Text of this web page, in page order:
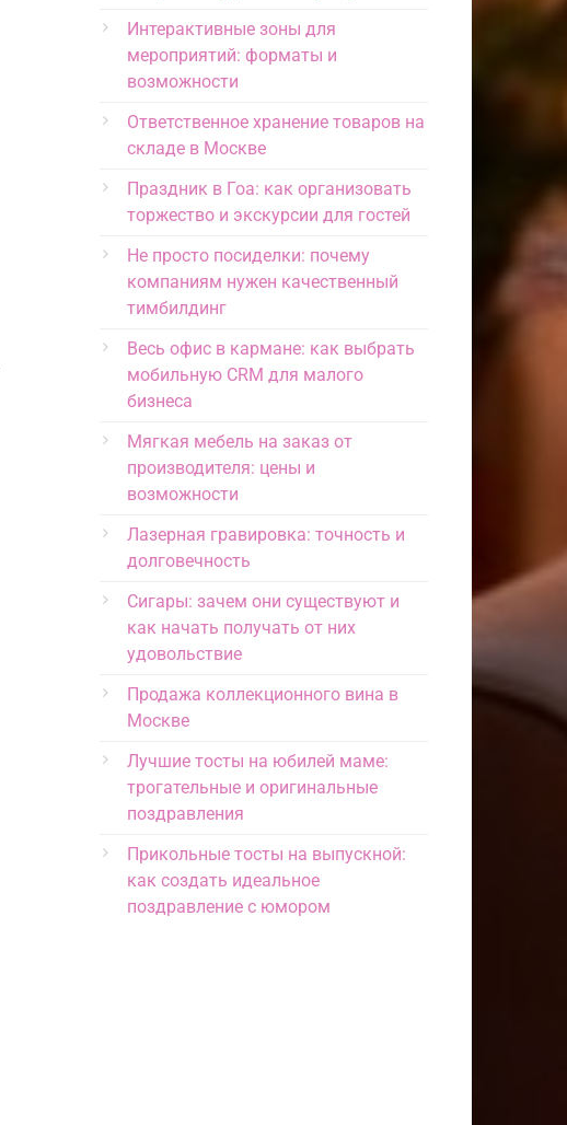
Интерактивные зоны для
мероприятий: форматы и
возможности
Ответственное хранение товаров на
складе в Москве
Праздник в Гоа: как организовать
торжество и экскурсии для гостей
Не просто посиделки: почему
компаниям нужен качественный
тимбилдинг
Весь офис в кармане: как выбрать
мобильную CRM для малого
бизнеса
Мягкая мебель на заказ от
производителя: цены и
возможности
Лазерная гравировка: точность и
долговечность
Сигары: зачем они существуют и
как начать получать от них
удовольствие
Продажа коллекционного вина в
Москве
Лучшие тосты на юбилей маме:
трогательные и оригинальные
поздравления
Прикольные тосты на выпускной:
как создать идеальное
поздравление с юмором